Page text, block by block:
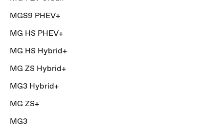
MGS9 PHEV+
MG HS PHEV+
MG HS Hybrid+
MG ZS Hybrid+
MG3 Hybrid+
MG ZS+
MG3